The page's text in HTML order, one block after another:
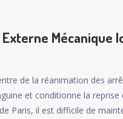
Mécanique
de la réanimation des
et conditionne la reprise
Paris, il est difficile de